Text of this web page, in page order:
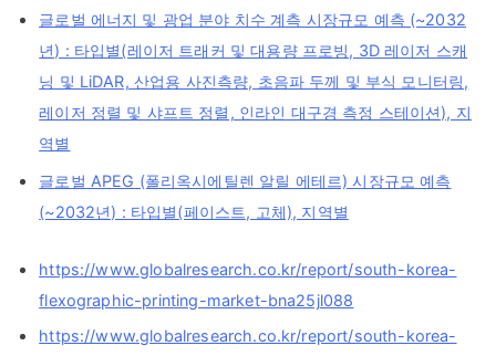
글로벌 에너지 및 광업 분야 치수 계측 시장규모 예측 (~2032
년) : 타입별(레이저 트래커 및 대용량 프로빙, 3D 레이저 스캐
닝 및 LiDAR, 산업용 사진측량, 초음파 두께 및 부식 모니터링,
레이저 정렬 및 샤프트 정렬, 인라인 대구경 측정 스테이션), 지
역별
글로벌 APEG (폴리옥시에틸렌 알릴 에테르) 시장규모 예측
(~2032년) : 타입별(페이스트, 고체), 지역별
https://www.globalresearch.co.kr/report/south-korea-
flexographic-printing-market-bna25jl088
https://www.globalresearch.co.kr/report/south-korea-